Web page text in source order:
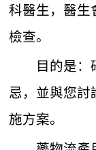
科醫生，醫生
檢查。
目的是
忌，並與您討
施方案。